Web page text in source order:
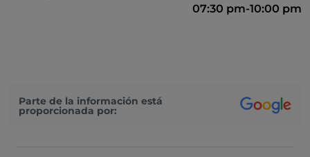
07:30 pm-10:00 pm
Parte de la información está
proporcionada por: